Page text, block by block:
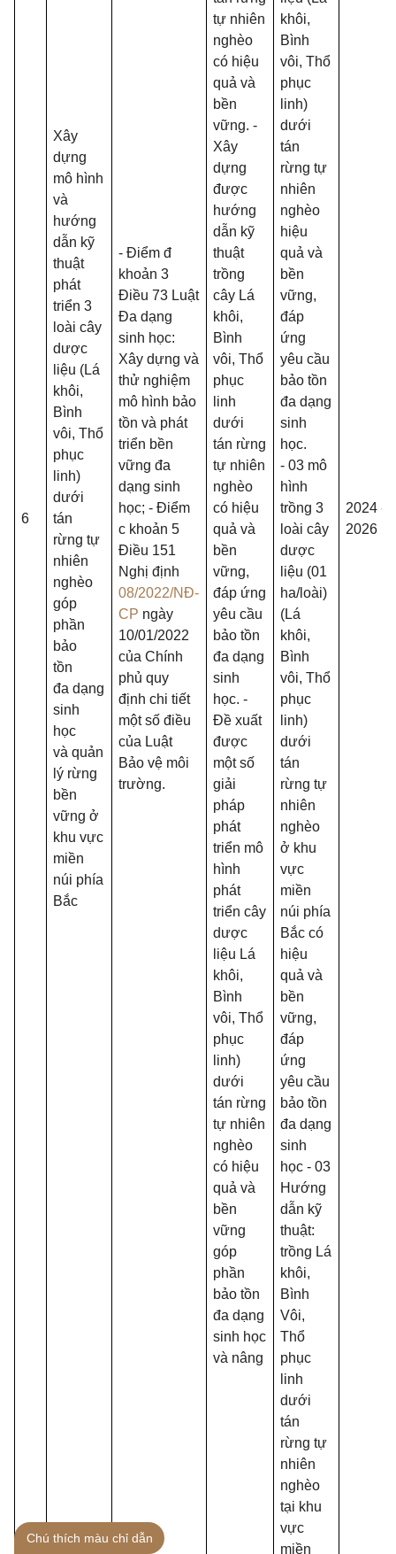
6
Xây
dựng
mô hình
và
hướng
dẫn kỹ
thuật
phát
triển 3
loài cây
dược
liệu (Lá
khôi,
Bình
vôi, Thổ
phục
linh)
dưới
tán
rừng tự
nhiên
nghèo
góp
phần
bảo
tồn
đa dạng
sinh
học
và quản
lý rừng
bền
vững ở
khu vực
miền
núi phía
Bắc
- Điểm đ
khoản 3
Điều 73 Luật
Đa dạng
sinh học:
Xây dựng và
thử nghiệm
mô hình bảo
tồn và phát
triển bền
vững đa
dạng sinh
học; - Điểm
c khoản 5
Điều 151
Nghị định
08/2022/NĐ-
CP ngày
10/01/2022
của Chính
phủ quy
định chi tiết
một số điều
của Luật
Bảo vệ môi
trường.
tự nhiên
nghèo
có hiệu
quả và
bền
vững. -
Xây
dựng
được
hướng
dẫn kỹ
thuật
trồng
cây Lá
khôi,
Bình
vôi, Thổ
phục
linh
dưới
tán rừng
tự nhiên
nghèo
có hiệu
quả và
bền
vững,
đáp ứng
yêu cầu
bảo tồn
đa dạng
sinh
học. -
Đề xuất
được
một số
giải
pháp
phát
triển mô
hình
phát
triển cây
dược
liệu Lá
khôi,
Bình
vôi, Thổ
phục
linh)
dưới
tán rừng
tự nhiên
nghèo
có hiệu
quả và
bền
vững
góp
phần
bảo tồn
đa dạng
sinh học
và nâng
khôi,
Bình
vôi, Thổ
phục
linh)
dưới
tán
rừng tự
nhiên
nghèo
hiệu
quả và
bền
vững,
đáp
ứng
yêu cầu
bảo tồn
đa dạng
sinh
học.
- 03 mô
hình
trồng 3
loài cây
dược
liệu (01
ha/loài)
(Lá
khôi,
Bình
vôi, Thổ
phục
linh)
dưới
tán
rừng tự
nhiên
nghèo
ở khu
vực
miền
núi phía
Bắc có
hiệu
quả và
bền
vững,
đáp
ứng
yêu cầu
bảo tồn
đa dạng
sinh
học - 03
Hướng
dẫn kỹ
thuật:
trồng Lá
khôi,
Bình
Vôi,
Thổ
phục
linh
dưới
tán
rừng tự
nhiên
nghèo
tại khu
vực
miền
2024 -
2026
Chú thích màu chỉ dẫn